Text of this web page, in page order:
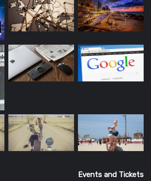
Events and Tickets